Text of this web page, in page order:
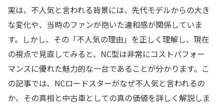
実は、不人気と言われる背景には、先代モデルからの大き
な変化や、当時のファンが抱いた違和感が関係していま
す。しかし、その「不人気の理由」を正しく理解し、現在
の視点で見直してみると、NC型は非常にコストパフォー
マンスに優れた魅力的な一台であることが分かります。こ
の記事では、NCロードスターがなぜ不人気と言われるの
か、その真相と中古車としての真の価値を詳しく解説しま